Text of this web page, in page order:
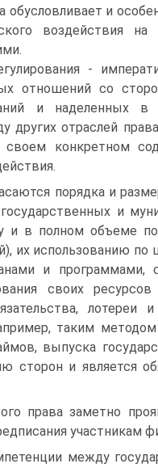
и
воздействия на
-
отношений со
и наделенных
других отраслей
конкретном
порядка и
и
и в полном объеме
их использованию
и
своих ресурсов
таким методом
выпуска
и является
права заметно
участникам
между